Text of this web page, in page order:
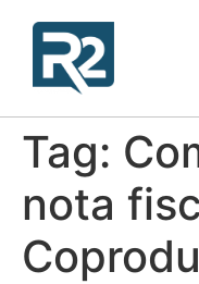
Tag:
nota